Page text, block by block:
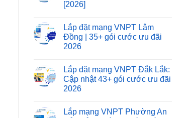
[2026]
Lắp đặt mạng VNPT Lâm
Đồng | 35+ gói cước ưu đãi
2026
Lắp đặt mạng VNPT Đắk Lắk:
Cập nhật 43+ gói cước ưu đãi
2026
Lắp mạng VNPT Phường An